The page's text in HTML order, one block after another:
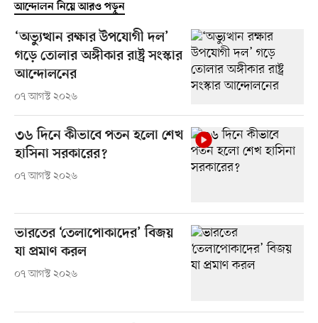
আন্দোলন নিয়ে আরও পড়ুন
‘অভ্যুত্থান রক্ষার উপযোগী দল’
গড়ে তোলার অঙ্গীকার রাষ্ট্র সংস্কার
আন্দোলনের
০৭ আগস্ট ২০২৬
৩৬ দিনে কীভাবে পতন হলো শেখ
হাসিনা সরকারের?
০৭ আগস্ট ২০২৬
ভারতের ‘তেলাপোকাদের’ বিজয়
যা প্রমাণ করল
০৭ আগস্ট ২০২৬